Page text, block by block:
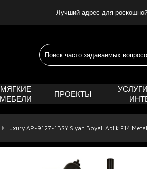
Лучший адрес для
МЯГКИЕ
МЕБЕЛИ
ПРОЕКТЫ
Luxury AP-9127-1BSY Siyah Boyalı Aplik E14